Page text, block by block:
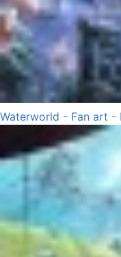
Waterworld - Fan art -